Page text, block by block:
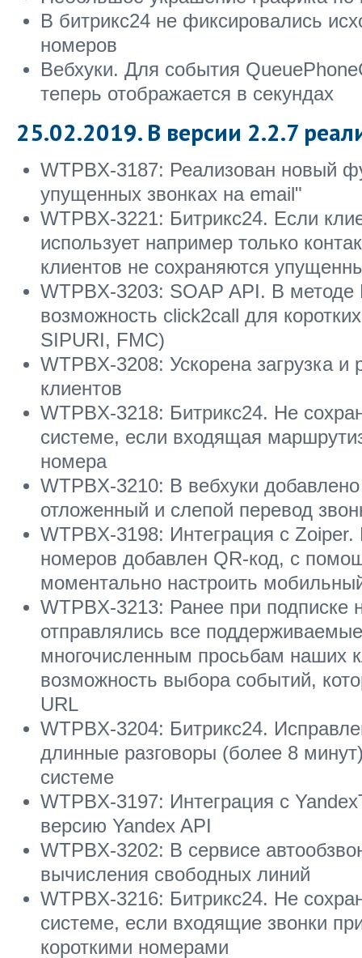
В битрикс24 не фиксировались
номеров
Вебхуки. Для события
теперь отображается в секундах
25.02.2019. В версии 2.2.7
WTPBX-3187: Реализован новый
упущенных звонках на email"
WTPBX-3221: Битрикс24. Если
использует например только
клиентов не сохраняются
WTPBX-3203: SOAP API. В методе
возможность click2call для
SIPURI, FMC)
WTPBX-3208: Ускорена загрузка и
клиентов
WTPBX-3218: Битрикс24. Не
системе, если входящая
номера
WTPBX-3210: В вебхуки
отложенный и слепой перевод
WTPBX-3198: Интеграция с Zoiper.
номеров добавлен QR-код, с
моментально настроить
WTPBX-3213: Ранее при подписке
отправлялись все
многочисленным просьбам наших
возможность выбора событий,
URL
WTPBX-3204: Битрикс24.
длинные разговоры (более 8
системе
WTPBX-3197: Интеграция с
версию Yandex API
WTPBX-3202: В сервисе
вычисления свободных линий
WTPBX-3216: Битрикс24. Не
системе, если входящие звонки
короткими номерами